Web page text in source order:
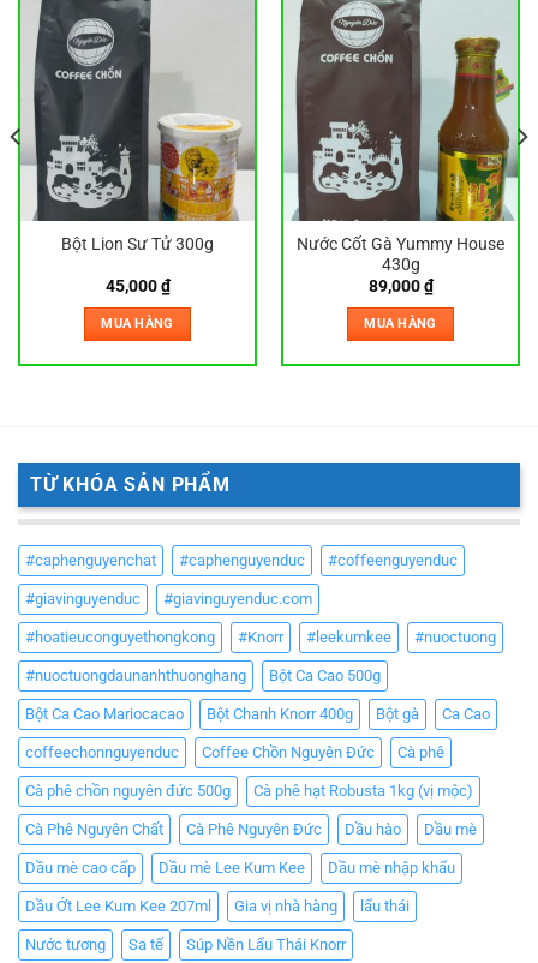
Bột Lion Sư Tử 300g
45,000₫
MUA HÀNG
Nước Cốt Gà Yummy House
430g
89,000₫
MUA HÀNG
TỪ KHÓA SẢN PHẨM
#caphenguyenchat #caphenguyenduc #coffeenguyenduc
#giavinguyenduc #giavinguyenduc.com
#hoatieuconguyethongkong #Knorr #leekumkee #nuoctuong
#nuoctuongdaunanhthuonghang Bột Ca Cao 500g
Bột Ca Cao Mariocacao Bột Chanh Knorr 400g Bột gà Ca Cao
coffeechonnguyenduc Coffee Chồn Nguyên Đức Cà phê
Cà phê chồn nguyên đức 500g Cà phê hạt Robusta 1kg (vị mộc)
Cà Phê Nguyên Chất Cà Phê Nguyên Đức Dầu hào Dầu mè
Dầu mè cao cấp Dầu mè Lee Kum Kee Dầu mè nhập khẩu
Dầu Ớt Lee Kum Kee 207ml Gia vị nhà hàng lẩu thái
Nước tương Sa tế Súp Nền Lẩu Thái Knorr